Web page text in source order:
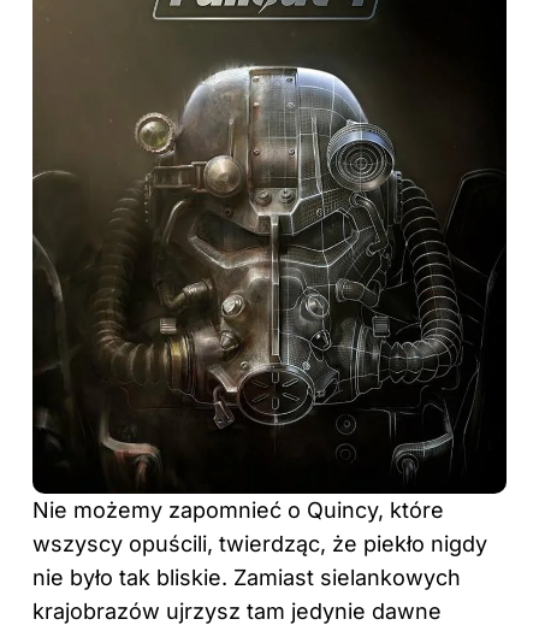
Nie możemy zapomnieć o Quincy, które
wszyscy opuścili, twierdząc, że piekło nigdy
nie było tak bliskie. Zamiast sielankowych
krajobrazów ujrzysz tam jedynie dawne